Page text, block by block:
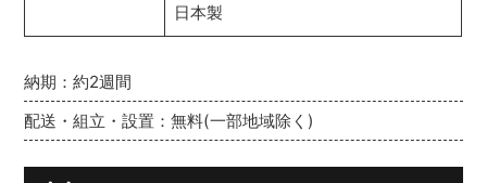
納期：約2週間
配送・組立・設置：無料(一部地域除く)
日本製